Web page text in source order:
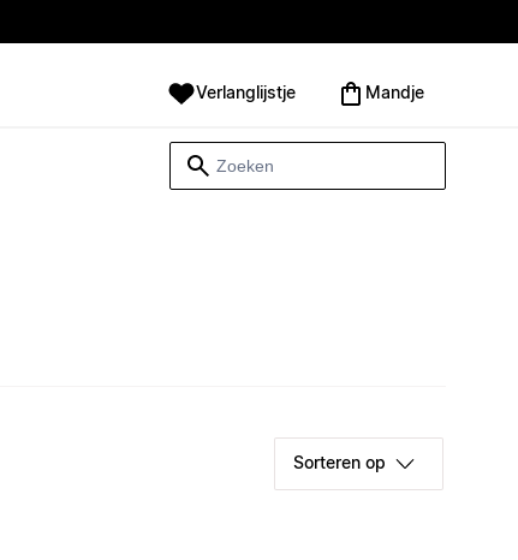
Verlanglijstje Mandje
Sorteren op